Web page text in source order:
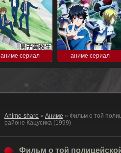
аниме сериал аниме сериал
Anime-share » Аниме » Фильм о той полицейской будке, которая стоит напротив Парка Камэари, что в
районе Кацусика (1999)
Фильм о той